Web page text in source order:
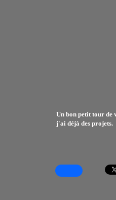
Un bon petit tour de
j'ai déjà des projets.